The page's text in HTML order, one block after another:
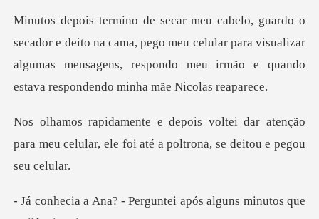
na cama, pego meu celular para visualizar
algumas mensagens, respond
ar atenção
para meu celular, ele foi até a
ntei após alguns minutos que